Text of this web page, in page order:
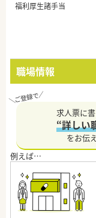
福利厚生諸手当
職場情報
求人票に
“詳しい
をお伝